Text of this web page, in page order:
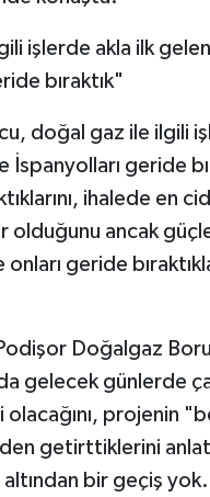
işlerde akla ilk
bıraktık"
doğal gaz ile ilgili
İspanyolları geride
ihalede en
olduğunu ancak
geride
Podişor Doğalgaz
gelecek günlerde
olacağını, projenin
getirttiklerini
bir geçiş